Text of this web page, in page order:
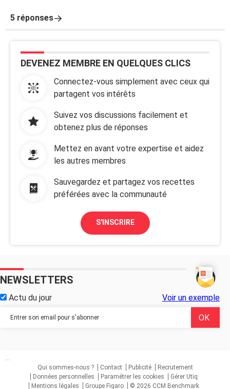
5 réponses
DEVENEZ MEMBRE EN QUELQUES CLICS
Connectez-vous simplement avec ceux qui
partagent vos intérêts
Suivez vos discussions facilement et
obtenez plus de réponses
Mettez en avant votre expertise et aidez
les autres membres
Sauvegardez et partagez vos recettes
préférées avec la communauté
S'INSCRIRE
NEWSLETTERS
Actu du jour Voir un exemple
...
Qui sommes-nous ?
Contact Publicité
Recrutement
Données personnelles
Paramétrer les cookies
Gérer Utiq
Mentions légales
Groupe Figaro © 2026 CCM Benchmark